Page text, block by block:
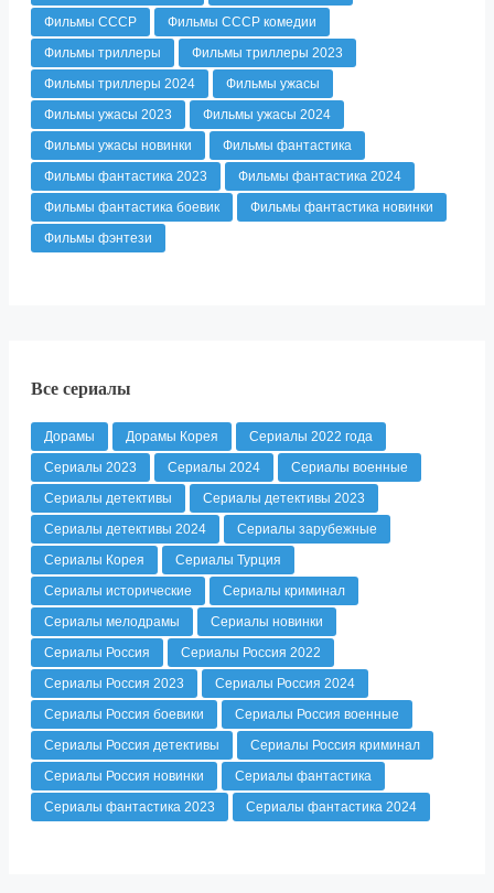
Фильмы СССР
Фильмы СССР комедии
Фильмы триллеры
Фильмы триллеры 2023
Фильмы триллеры 2024
Фильмы ужасы
Фильмы ужасы 2023
Фильмы ужасы 2024
Фильмы ужасы новинки
Фильмы фантастика
Фильмы фантастика 2023
Фильмы фантастика 2024
Фильмы фантастика боевик
Фильмы фантастика новинки
Фильмы фэнтези
Все сериалы
Дорамы Дорамы Корея
Сериалы 2022 года
Сериалы 2023
Сериалы 2024
Сериалы военные
Сериалы детективы
Сериалы детективы 2023
Сериалы детективы 2024
Сериалы зарубежные
Сериалы Корея
Сериалы Турция
Сериалы исторические
Сериалы криминал
Сериалы мелодрамы
Сериалы новинки
Сериалы Россия
Сериалы Россия 2022
Сериалы Россия 2023
Сериалы Россия 2024
Сериалы Россия боевики
Сериалы Россия военные
Сериалы Россия детективы
Сериалы Россия криминал
Сериалы Россия новинки
Сериалы фантастика
Сериалы фантастика 2023
Сериалы фантастика 2024